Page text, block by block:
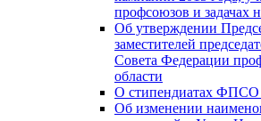
профсоюзов и задачах
Об утверждении
заместителей
Совета Федерации
области
О стипендиатах ФПСО
Об изменении